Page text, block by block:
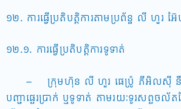
១២. ការធ្វើប្រតិបត្តិការតាមប្រព័ន្ធ លី ហួរ
១២.១. ការធ្វើប្រតិបត្តិការទូទាត់
– ក្រុមហ៊ុន លី ហួរ ផេប្រ៉ូ ភីអិលស៊ី នឹងអ
បញ្ជាផេ្ទរប្រាក់ ឬទូទាត់ តាមរយៈទូរសព្ទចល័ត